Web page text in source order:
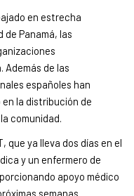
en estrecha
de Panamá, las
de las
españoles han
la distribución de
comunidad.
que ya lleva dos días en el
y un enfermero de
apoyo médico
semanas.